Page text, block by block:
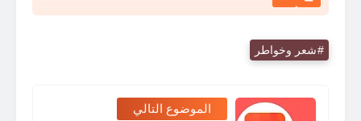
شعر وخواطر
الموضوع التالي